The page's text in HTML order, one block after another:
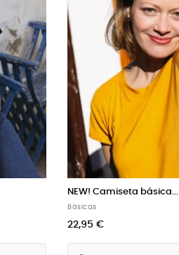
Camiseta
24,95 €